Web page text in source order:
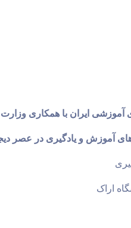
آموزشی ایران با همکاری
آموزش و یادگیری در عصر
اراک